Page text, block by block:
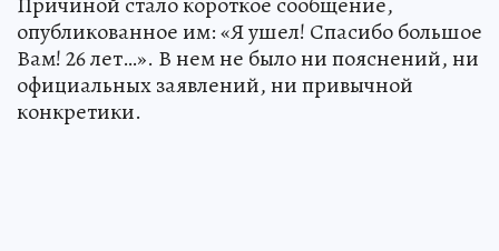
опубликованное им: «Я ушел! Спасибо большое
Вам! 26 лет…». В нем не было ни пояснений, ни
официальных заявлений, ни привычной
конкретики.